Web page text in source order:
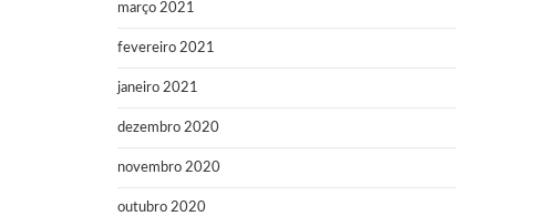
março 2021
fevereiro 2021
janeiro 2021
dezembro 2020
novembro 2020
outubro 2020